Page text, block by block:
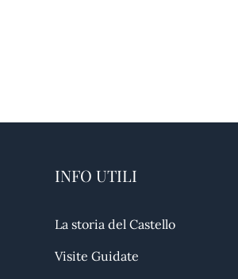
INFO UTILI
La storia del Castello
Visite Guidate